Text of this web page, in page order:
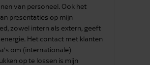
van personeel. Ook het
presentaties op mijn
zowel intern als extern, geeft
Het contact met klanten
om (internationale)
op te lossen is mijn